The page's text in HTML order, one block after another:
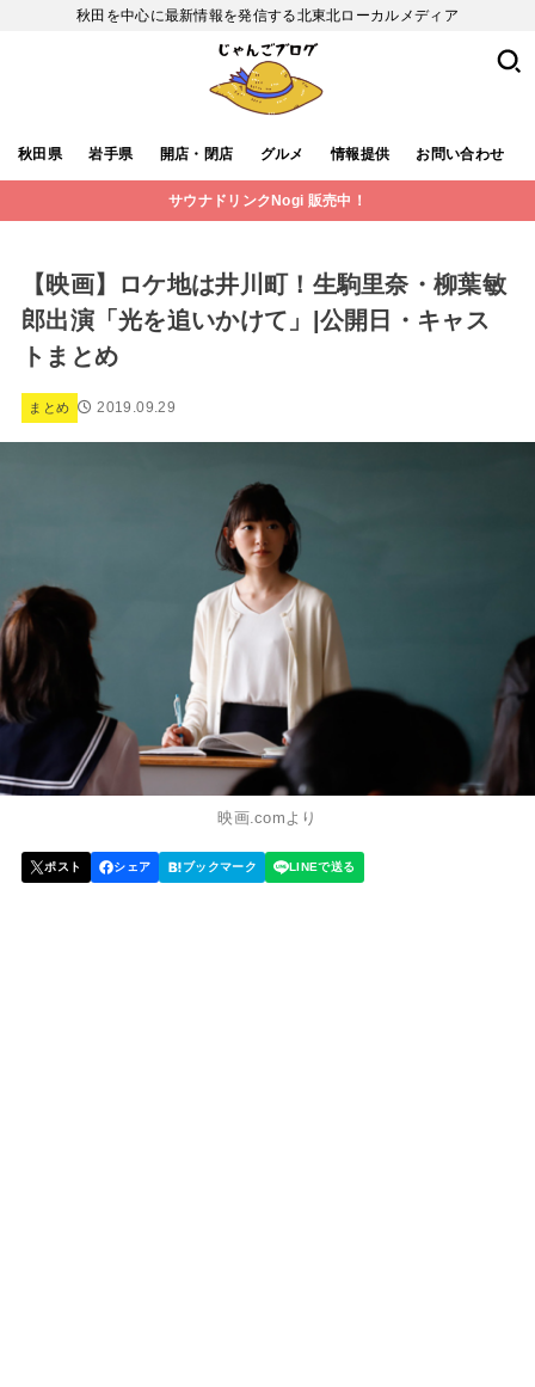
秋田を中心に最新情報を発信する北東北ローカルメディア
秋田県 岩手県 開店・閉店 グルメ 情報提供 お問い合わせ
サウナドリンクNogi 販売中！
【映画】ロケ地は井川町！生駒里奈・柳葉敏
郎出演「光を追いかけて」|公開日・キャス
トまとめ
まとめ 2019.09.29
映画.comより